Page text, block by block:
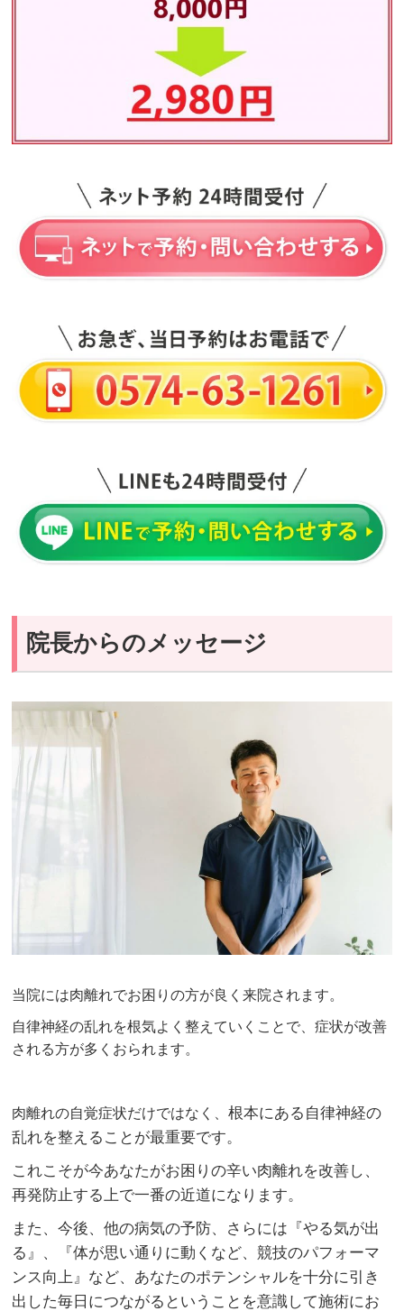
院長からのメッセージ
当院には肉離れでお困りの方が良く来院されます。
自律神経の乱れを根気よく整えていくことで、症状が改善
される方が多くおられます。
肉離れの自覚症状だけではなく、根本にある自律神経の
乱れを整えることが最重要です。
これこそが今あなたがお困りの辛い肉離れを改善し、
再発防止する上で一番の近道になります。
また、今後、他の病気の予防、さらには『やる気が出
る』、『体が思い通りに動くなど、競技のパフォーマ
ンス向上』など、あなたのポテンシャルを十分に引き
出した毎日につながるということを意識して施術にお